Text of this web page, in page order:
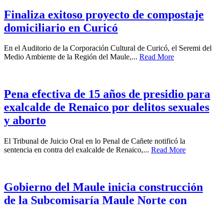
Finaliza exitoso proyecto de compostaje
domiciliario en Curicó
En el Auditorio de la Corporación Cultural de Curicó, el Seremi del
Medio Ambiente de la Región del Maule,... Read More
Pena efectiva de 15 años de presidio para
exalcalde de Renaico por delitos sexuales
y aborto
El Tribunal de Juicio Oral en lo Penal de Cañete notificó la
sentencia en contra del exalcalde de Renaico,... Read More
Gobierno del Maule inicia construcción
de la Subcomisaría Maule Norte con